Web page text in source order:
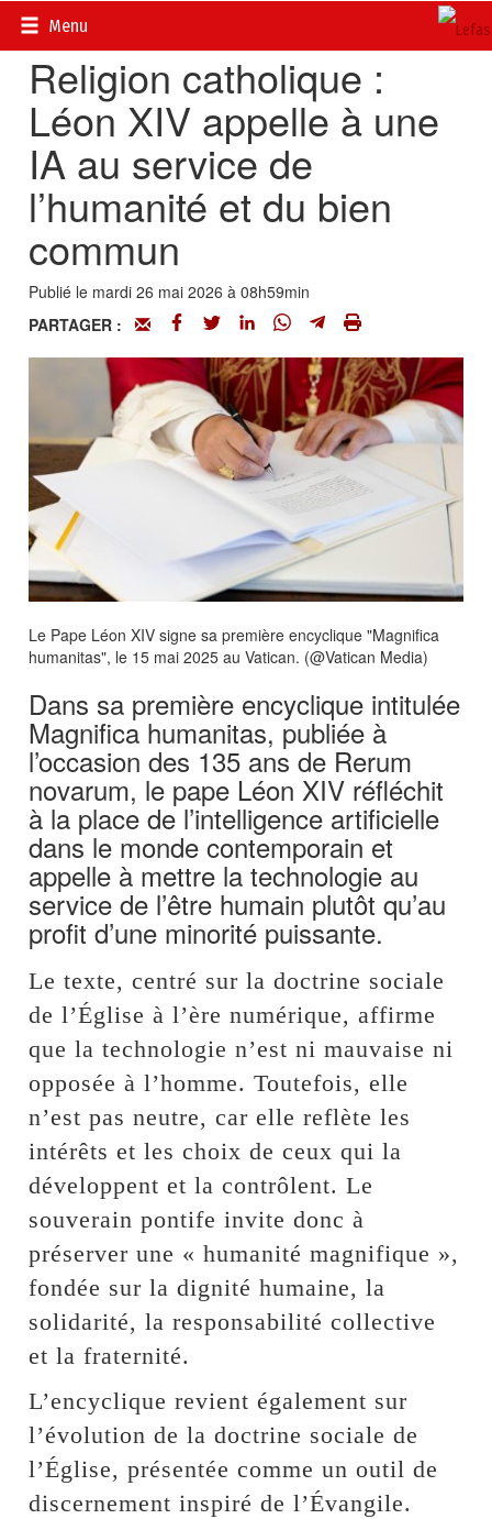
Menu
Accueil>
Religion catholique :
Léon XIV appelle à une
IA au service de
l’humanité et du bien
commun
Publié le mardi 26 mai 2026 à 08h59min
PARTAGER :
Le Pape Léon XIV signe sa première encyclique "Magnifica
humanitas", le 15 mai 2025 au Vatican. (@Vatican Media)
Dans sa première encyclique intitulée
Magnifica humanitas, publiée à
l’occasion des 135 ans de Rerum
novarum, le pape Léon XIV réfléchit
à la place de l’intelligence artificielle
dans le monde contemporain et
appelle à mettre la technologie au
service de l’être humain plutôt qu’au
profit d’une minorité puissante.
Le texte, centré sur la doctrine sociale
de l’Église à l’ère numérique, affirme
que la technologie n’est ni mauvaise ni
opposée à l’homme. Toutefois, elle
n’est pas neutre, car elle reflète les
intérêts et les choix de ceux qui la
développent et la contrôlent. Le
souverain pontife invite donc à
préserver une « humanité magnifique »,
fondée sur la dignité humaine, la
solidarité, la responsabilité collective
et la fraternité.
L’encyclique revient également sur
l’évolution de la doctrine sociale de
l’Église, présentée comme un outil de
discernement inspiré de l’Évangile.